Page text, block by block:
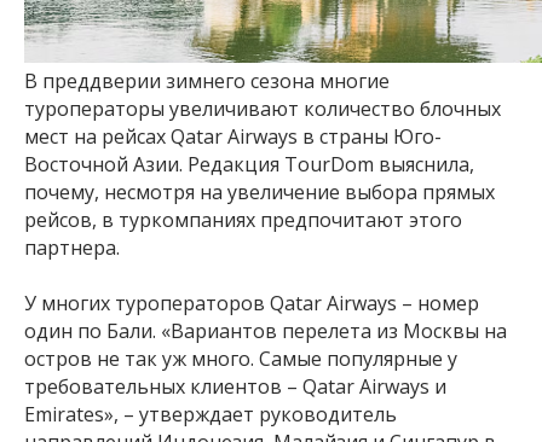
В преддверии зимнего сезона многие
туроператоры увеличивают количество блочных
мест на рейсах Qatar Airways в страны Юго-
Восточной Азии. Редакция TourDom выяснила,
почему, несмотря на увеличение выбора прямых
рейсов, в туркомпаниях предпочитают этого
партнера.
У многих туроператоров Qatar Airways – номер
один по Бали. «Вариантов перелета из Москвы на
остров не так уж много. Самые популярные у
требовательных клиентов – Qatar Airways и
Emirates», – утверждает руководитель